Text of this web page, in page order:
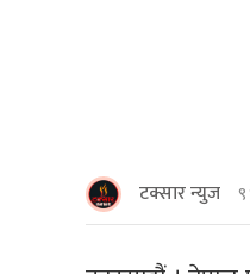
टक्सार न्युज